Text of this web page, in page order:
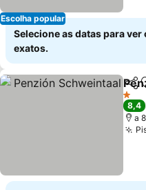
Escolha popular
Selecione as datas para ver
exatos.
1
8,4
a